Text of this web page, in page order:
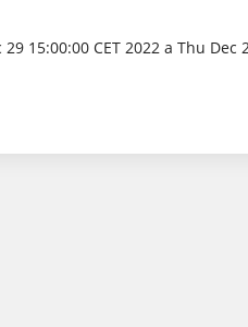
15:00:00 CET 2022 a Thu Dec